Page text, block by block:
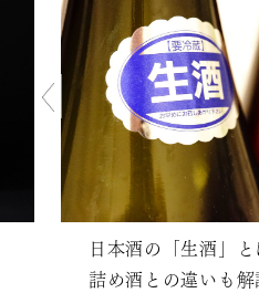
日本酒の「生酒」
詰め酒との違いも解